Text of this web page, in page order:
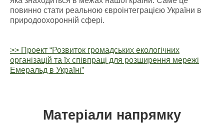
повинно стати реальною євроінтеграцією України в
природоохоронній сфері.
>> Проект “Розвиток громадських екологічних
організацій та їх співпраці для розширення мережі
Емеральд в Україні”
Матеріали напрямку